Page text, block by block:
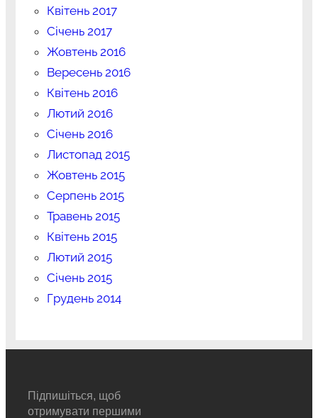
Квітень 2017
Січень 2017
Жовтень 2016
Вересень 2016
Квітень 2016
Лютий 2016
Січень 2016
Листопад 2015
Жовтень 2015
Серпень 2015
Травень 2015
Квітень 2015
Лютий 2015
Січень 2015
Грудень 2014
Підпишіться, щоб
отримувати першими